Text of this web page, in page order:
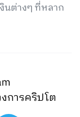
นต่างๆ ที่หลาก
การคริปโต